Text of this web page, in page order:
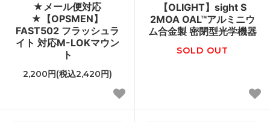
★メール便対応
★【OPSMEN】
FAST502 フラッシュラ
イト 対応M-LOKマウン
ト
2,200円(税込2,420円)
【OLIGHT】sight S
2MOA OAL™アルミニウ
ム合金製 密閉型光学機器
SOLD OUT